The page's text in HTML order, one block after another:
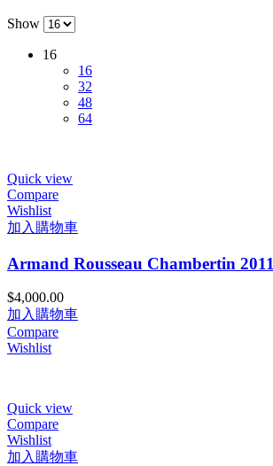
Show
16
16
32
48
64
Quick view
Compare
Wishlist
加入購物車
Armand Rousseau Chambertin 2011
$4,000.00
加入購物車
Compare
Wishlist
Quick view
Compare
Wishlist
加入購物車